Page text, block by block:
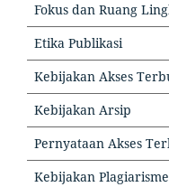
Fokus dan Ruang
Etika Publikasi
Kebijakan Akses
Kebijakan Arsip
Pernyataan Akses
Kebijakan Plagiarisme